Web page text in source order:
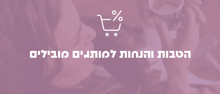
הטבות והנחות למותגים מובילים